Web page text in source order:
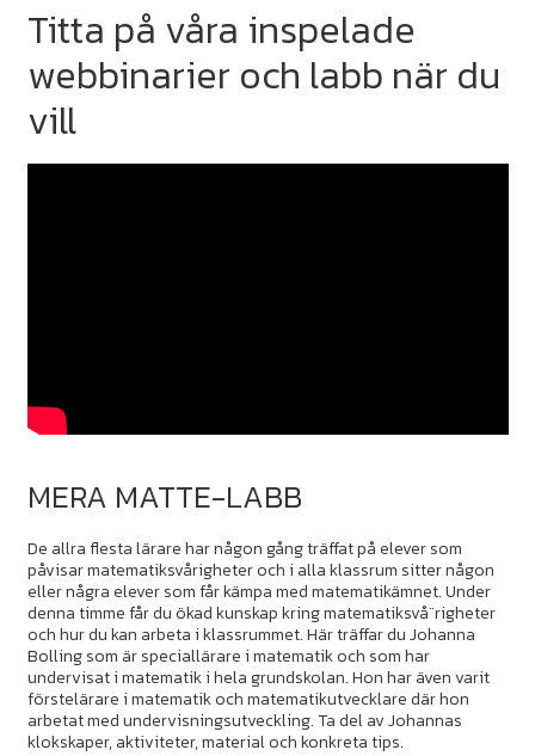
Titta på våra inspelade
webbinarier och labb när du
vill
MERA MATTE-LABB
De allra flesta lärare har någon gång träffat på elever som
påvisar matematiksvårigheter och i alla klassrum sitter någon
eller några elever som får kämpa med matematikämnet. Under
denna timme får du ökad kunskap kring matematiksvå¨righeter
och hur du kan arbeta i klassrummet. Här träffar du Johanna
Bolling som är speciallärare i matematik och som har
undervisat i matematik i hela grundskolan. Hon har även varit
förstelärare i matematik och matematikutvecklare där hon
arbetat med undervisningsutveckling. Ta del av Johannas
klokskaper, aktiviteter, material och konkreta tips.